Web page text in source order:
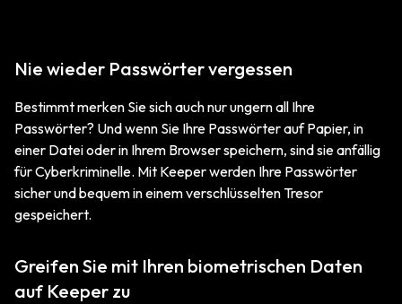
Nie wieder Passwörter vergessen
Bestimmt merken Sie sich auch nur ungern all Ihre
Passwörter? Und wenn Sie Ihre Passwörter auf Papier, in
einer Datei oder in Ihrem Browser speichern, sind sie anfällig
für Cyberkriminelle. Mit Keeper werden Ihre Passwörter
sicher und bequem in einem verschlüsselten Tresor
gespeichert.
Greifen Sie mit Ihren biometrischen Daten
auf Keeper zu